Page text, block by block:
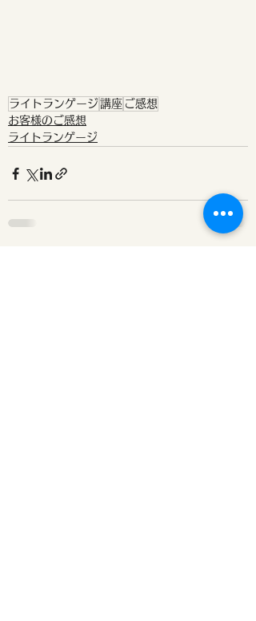
ライトランゲージ 講座 ご感想
お客様のご感想
ライトランゲージ